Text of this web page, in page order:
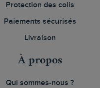
Protection des colis
Paiements sécurisés
Livraison
À propos
Qui sommes-nous ?